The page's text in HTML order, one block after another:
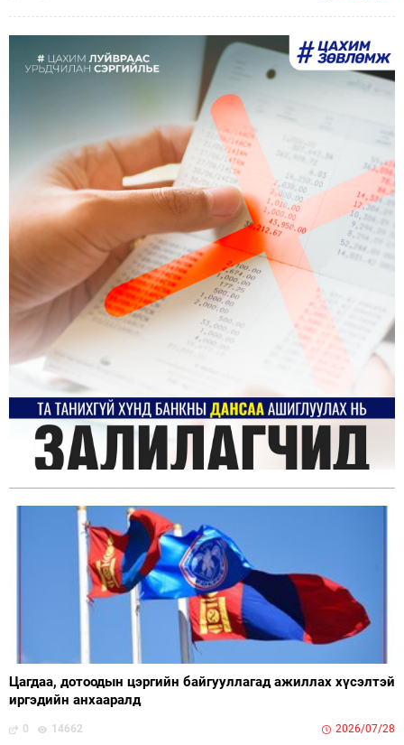
Цагдаа, дотоодын цэргийн байгууллагад ажиллах хүсэлтэй
иргэдийн анхааралд
0 14662 2026/07/28